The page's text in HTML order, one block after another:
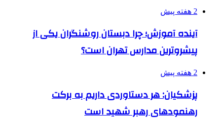
2 هفته پیش
آینده آموزش؛ چرا دبستان روشنگران یکی از
پیشروترین مدارس تهران است؟
2 هفته پیش
پزشکیان: هر دستاوردی داریم به برکت
رهنمودهای رهبر شهید است